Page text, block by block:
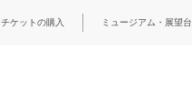
チケットの購入 ミュージアム・展望台